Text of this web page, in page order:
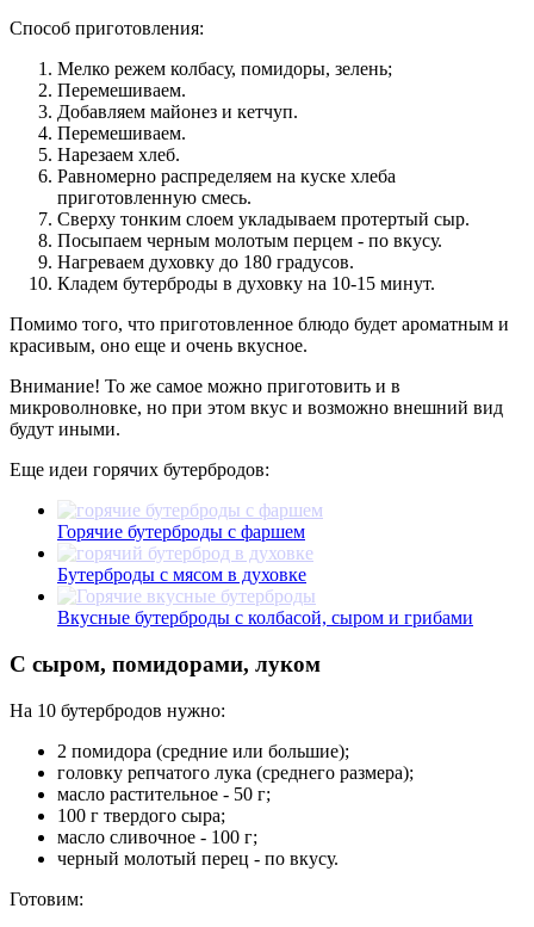
Способ приготовления:
Мелко режем колбасу, помидоры, зелень;
Перемешиваем.
Добавляем майонез и кетчуп.
Перемешиваем.
Нарезаем хлеб.
Равномерно распределяем на куске хлеба
приготовленную смесь.
Сверху тонким слоем укладываем протертый сыр.
Посыпаем черным молотым перцем - по вкусу.
Нагреваем духовку до 180 градусов.
Кладем бутерброды в духовку на 10-15 минут.
Помимо того, что приготовленное блюдо будет ароматным и
красивым, оно еще и очень вкусное.
Внимание! То же самое можно приготовить и в
микроволновке, но при этом вкус и возможно внешний вид
будут иными.
Еще идеи горячих бутербродов:
Горячие бутерброды с фаршем
Бутерброды с мясом в духовке
Вкусные бутерброды с колбасой, сыром и грибами
С сыром, помидорами, луком
На 10 бутербродов нужно:
2 помидора (средние или большие);
головку репчатого лука (среднего размера);
масло растительное - 50 г;
100 г твердого сыра;
масло сливочное - 100 г;
черный молотый перец - по вкусу.
Готовим: